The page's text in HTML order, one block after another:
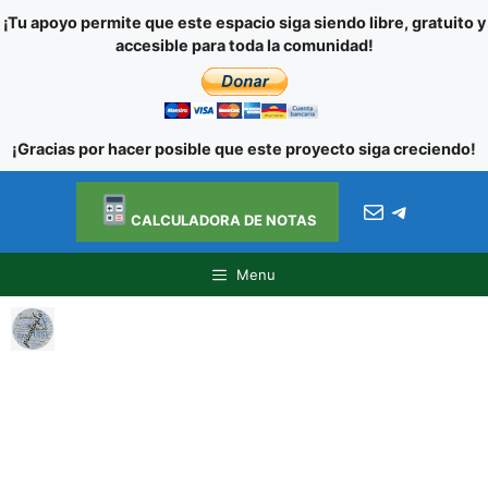
¡Tu apoyo permite que este espacio siga siendo libre, gratuito y
accesible para toda la comunidad!
¡Gracias por hacer posible que este proyecto siga creciendo!
Ir al
contenido
contenido
CALCULADORA DE NOTAS Correo
Menu